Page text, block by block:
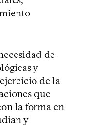
de
y
de la
que
la forma en
y